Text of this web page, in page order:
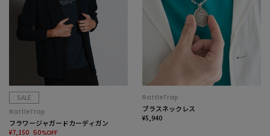
SALE
RattleTrap
フラワージャガードカーディガン
¥7,150 50%OFF
RattleTrap
ブラスネックレス
¥5,940